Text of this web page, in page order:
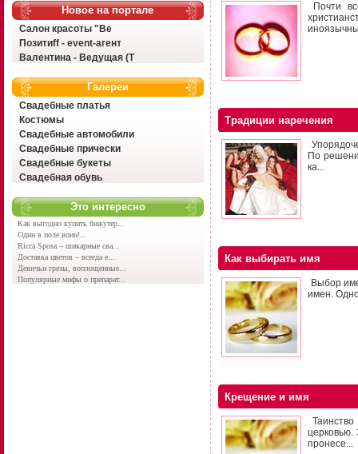
Новое на портале
Салон красоты "Ве
Позитиff - event-агент
Валентина - Ведущая (Т
Галереи
Свадебные платья
Костюмы
Свадебные автомобили
Свадебные прически
Свадебные букеты
Свадебная обувь
Это интересно
Как выгодно купить бижутер...
Один в поле воин!...
Ricca Sposa – шикарные сва...
Доставка цветов – всегда е...
Девичьи грезы, воплощенные...
Популярные мифы о препарат...
Почти
Традиции наречения
По
ка...
Как выбирать имя
Выбор
имен. Одно
Крещение и имя
церковью.
пронесе...